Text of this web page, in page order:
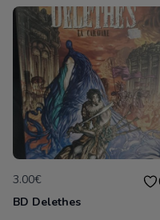
3.00€
BD Delethes